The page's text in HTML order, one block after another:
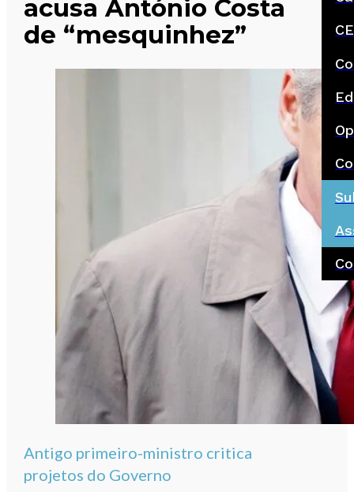
acusa António Costa
de “mesquinhez”
Antigo primeiro-ministro critica
projetos do Governo